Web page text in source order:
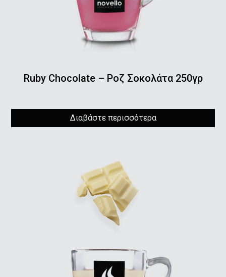
Ruby Chocolate – Ροζ Σοκολάτα 250γρ
Διαβάστε περισσότερα